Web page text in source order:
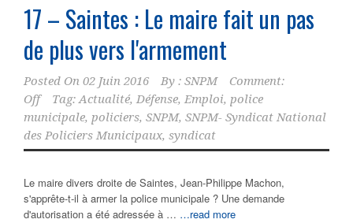
17 – Saintes : Le maire fait un pas
de plus vers l'armement
Posted On 02 Juin 2016 By : SNPM
Comment:
Off
Tag:Actualité, Défense, Emploi, police
municipale, policiers, SNPM, SNPM- Syndicat National
des Policiers Municipaux, syndicat
Le maire divers droite de Saintes, Jean-Philippe Machon,
s'apprête-t-il à armer la police municipale ? Une demande
d'autorisation a été adressée à … …read more